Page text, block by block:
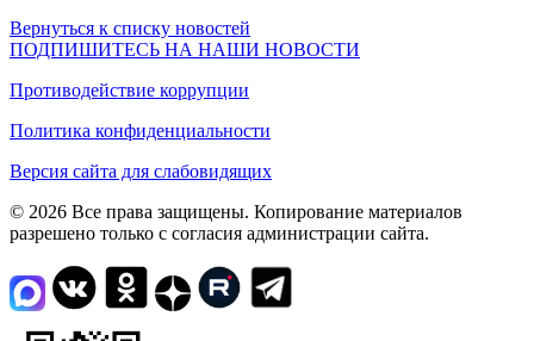
Вернуться к списку новостей
ПОДПИШИТЕСЬ НА НАШИ НОВОСТИ
Противодействие коррупции
Политика конфиденциальности
Версия сайта для слабовидящих
© 2026 Все права защищены. Копирование материалов
разрешено только с согласия администрации сайта.